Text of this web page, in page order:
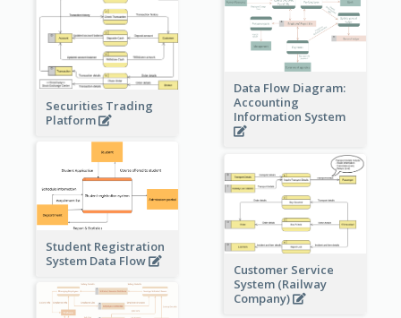
Data Flow Diagram:
Accounting
Information System
Securities Trading
Platform
Student Registration
System Data Flow
Customer Service
System (Railway
Company)